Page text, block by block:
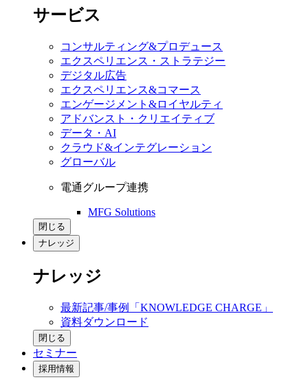
サービス
コンサルティング&プロデュース
エクスペリエンス・ストラテジー
デジタル広告
エクスペリエンス&コマース
エンゲージメント&ロイヤルティ
アドバンスト・クリエイティブ
データ・AI
クラウド&インテグレーション
グローバル
電通グループ連携
MFG Solutions
閉じる
ナレッジ
ナレッジ
最新記事/事例「KNOWLEDGE CHARGE」
資料ダウンロード
閉じる
セミナー
採用情報